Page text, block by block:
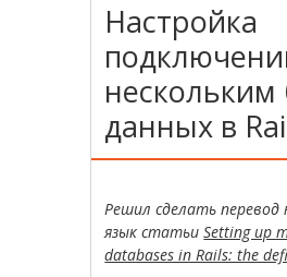
Настройка
нескольким
данных в
Решил сделать перевод
язык статьиSetting up
databases in Rails: the